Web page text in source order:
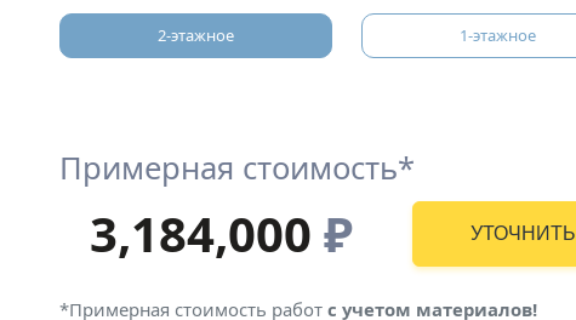
2-этажное 1-этажное
Примерная стоимость*
3,184,000 ₽ УТОЧНИТЬ
*Примерная стоимость работ с учетом материалов!